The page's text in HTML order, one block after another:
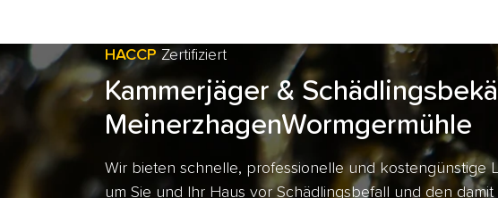
HACCP Zertifiziert
Kammerjäger &
MeinerzhagenWormgermühle
Wir bieten schnelle, professionelle und kostengünstige
um Sie und Ihr Haus vor Schädlingsbefall und den